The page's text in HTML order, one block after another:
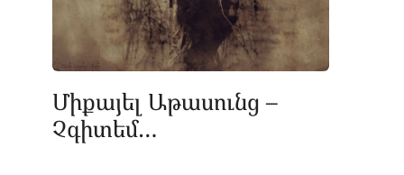
Միքայել Աթասունց –
Չգիտեմ…